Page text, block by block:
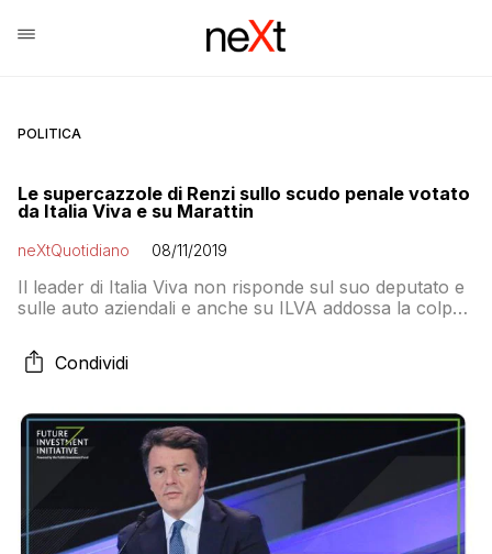
POLITICA
Le supercazzole di Renzi sullo scudo penale votato
da Italia Viva e su Marattin
neXtQuotidiano 08/11/2019
Il leader di Italia Viva non risponde sul suo deputato e
sulle auto aziendali e anche su ILVA addossa la colpa
Condividi